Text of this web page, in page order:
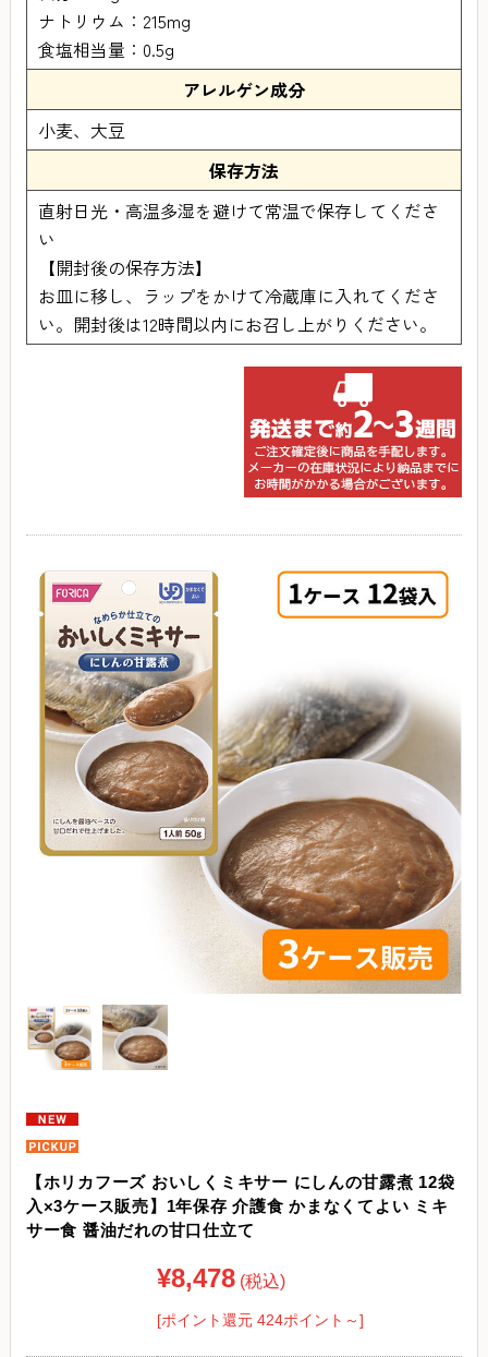
ナトリウム：215mg
食塩相当量：0.5g
アレルゲン成分
小麦、大豆
保存方法
直射日光・高温多湿を避けて常温で保存してくださ
い
【開封後の保存方法】
お皿に移し、ラップをかけて冷蔵庫に入れてくださ
い。開封後は12時間以内にお召し上がりください。
【ホリカフーズ おいしくミキサー にしんの甘露煮 12袋
入×3ケース販売】1年保存 介護食 かまなくてよい ミキ
サー食 醤油だれの甘口仕立て
¥8,478 (税込)
[ポイント還元 424ポイント～]